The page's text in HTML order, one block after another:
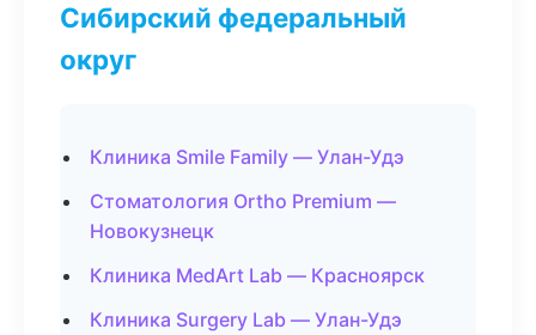
Сибирский федеральный
округ
Клиника Smile Family — Улан-Удэ
Стоматология Ortho Premium —
Новокузнецк
Клиника MedArt Lab — Красноярск
Клиника Surgery Lab — Улан-Удэ